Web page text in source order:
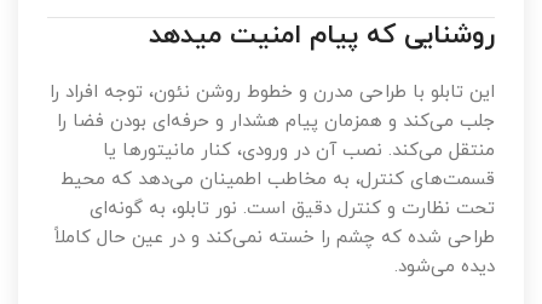
روشنایی که پیام امنیت میدهد
این تابلو با طراحی مدرن و خطوط روشن نئون، توجه افراد را
جلب می‌کند و همزمان پیام هشدار و حرفه‌ای بودن فضا را
منتقل می‌کند. نصب آن در ورودی، کنار مانیتورها یا
قسمت‌های کنترل، به مخاطب اطمینان می‌دهد که محیط
تحت نظارت و کنترل دقیق است. نور تابلو، به گونه‌ای
طراحی شده که چشم را خسته نمی‌کند و در عین حال کاملاً
دیده می‌شود.